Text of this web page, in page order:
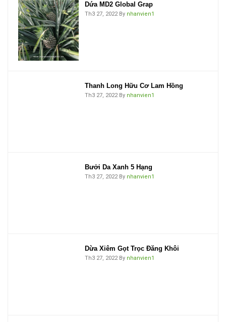
Dứa MD2 Global Grap
Th3 27, 2022 By nhanvien1
Thanh Long Hữu Cơ Lam Hồng
Th3 27, 2022 By nhanvien1
Bưởi Da Xanh 5 Hạng
Th3 27, 2022 By nhanvien1
Dừa Xiêm Gọt Trọc Đăng Khôi
Th3 27, 2022 By nhanvien1